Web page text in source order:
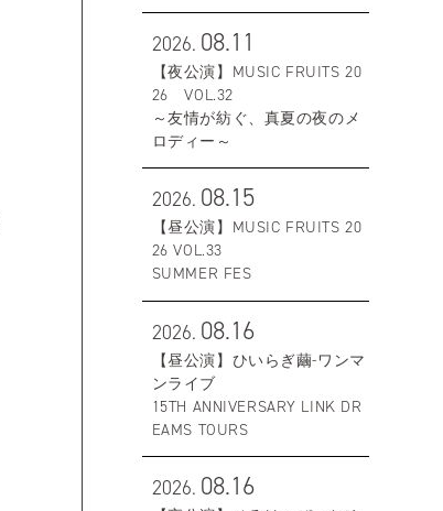
2026. 08.11
【夜公演】MUSIC FRUITS 20
26 VOL.32
～友情が紡ぐ、真夏の夜のメ
ロディー～
2026. 08.15
【昼公演】MUSIC FRUITS 20
26 VOL.33
SUMMER FES
2026. 08.16
【昼公演】ひいらぎ繭-ワンマ
ンライブ
15TH ANNIVERSARY LINK DR
EAMS TOURS
2026. 08.16